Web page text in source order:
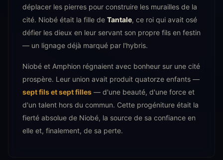
déplacer les pierres pour construire les murailles de la
cité. Niobé était la fille de Tantale, ce roi qui avait osé
défier les dieux en leur servant son propre fils en festin
— un lignage déjà marqué par l'hybris.
Niobé et Amphion régnaient avec bonheur sur une cité
prospère. Leur union avait produit quatorze enfants —
sept fils et sept filles — d'une beauté, d'une force et
d'un talent hors du commun. Cette progéniture était la
fierté absolue de Niobé, la source de sa confiance en
elle et, finalement, de sa perte.